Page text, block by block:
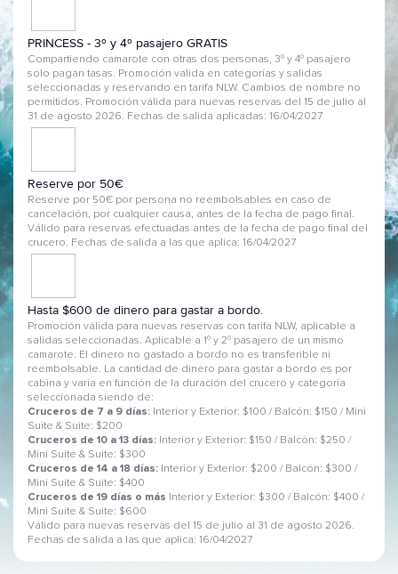
PRINCESS - 3º y 4º pasajero GRATIS
Compartiendo camarote con otras dos personas, 3º y 4º pasajero
solo pagan tasas. Promoción valida en categorías y salidas
seleccionadas y reservando en tarifa NLW. Cambios de nombre no
permitidos. Promoción válida para nuevas reservas del 15 de julio al
31 de agosto 2026. Fechas de salida aplicadas: 16/04/2027
Reserve por 50€
Reserve por 50€ por persona no reembolsables en caso de
cancelación, por cualquier causa, antes de la fecha de pago final.
Válido para reservas efectuadas antes de la fecha de pago final del
crucero. Fechas de salida a las que aplica: 16/04/2027
Hasta $600 de dinero para gastar a bordo.
Promoción válida para nuevas reservas con tarifa NLW, aplicable a
salidas seleccionadas. Aplicable a 1º y 2º pasajero de un mismo
camarote. El dinero no gastado a bordo no es transferible ni
reembolsable. La cantidad de dinero para gastar a bordo es por
cabina y varía en función de la duración del crucero y categoría
seleccionada siendo de:
Cruceros de 7 a 9 días: Interior y Exterior: $100 / Balcón: $150 / Mini
Suite & Suite: $200
Cruceros de 10 a 13 días: Interior y Exterior: $150 / Balcón: $250 /
Mini Suite & Suite: $300
Cruceros de 14 a 18 días: Interior y Exterior: $200 / Balcón: $300 /
Mini Suite & Suite: $400
Cruceros de 19 días o más
Interior y Exterior: $300 / Balcón: $400 /
Mini Suite & Suite: $600
Válido para nuevas reservas del 15 de julio al 31 de agosto 2026.
Fechas de salida a las que aplica: 16/04/2027